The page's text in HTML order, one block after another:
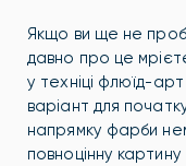
Якщо ви ще не
давно про це
у техніці флюїд-арт
варіант для
напрямку фарби
повноцінну